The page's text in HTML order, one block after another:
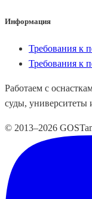
Информация
Требования к
Требования к
Работаем с
суды, университеты
© 2013–2026